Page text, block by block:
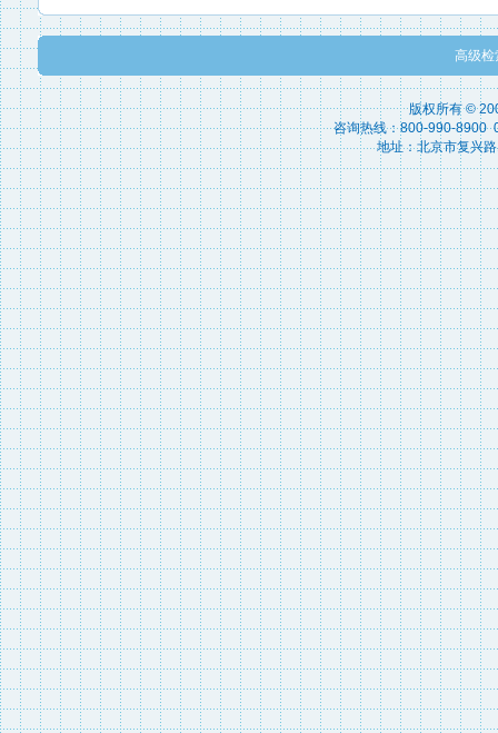
高级检
版权所有 ©
咨询热线：800-990-8900
地址：北京市复兴